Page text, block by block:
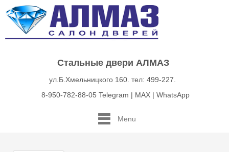
Стальные двери АЛМАЗ
ул.Б.Хмельницкого 160. тел: 499-227.
8-950-782-88-05 Telegram | MAX | WhatsApp
Menu